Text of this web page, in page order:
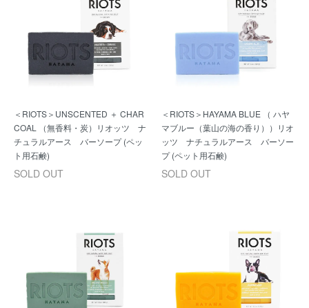
＜RIOTS＞UNSCENTED ＋ CHAR
COAL （無香料・炭）リオッツ ナ
チュラルアース バーソープ (ペッ
ト用石鹸)
SOLD OUT
＜RIOTS＞HAYAMA BLUE （ ハヤ
マブルー（葉山の海の香り））リオ
ッツ ナチュラルアース バーソー
プ (ペット用石鹸)
SOLD OUT